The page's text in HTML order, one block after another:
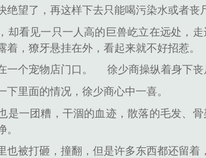
绝望了，再这样下去只能喝污染水或者丧
却看见一只一人高的巨兽屹立在远处，
着，獠牙悬挂在外，看起来就不好招惹。
一个宠物店门口。
徐少商操纵着身下
下里面的情况，徐少商心中一喜。
是一团糟，干涸的血迹，散落的毛发、
。
也被打砸，撞翻，但是许多东西都还留着